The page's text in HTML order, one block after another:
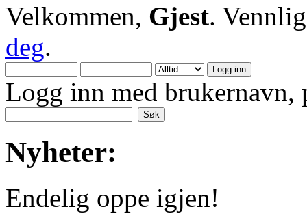
Velkommen, Gjest.
deg.
Logg inn med brukernavn,
Nyheter:
Endelig oppe igjen!